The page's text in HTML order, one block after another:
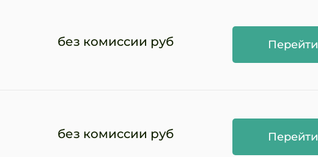
без комиссии руб Перейти
без комиссии руб Перейти